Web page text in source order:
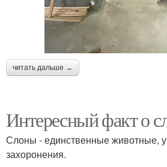
читать дальше →
Интересный факт о
Слоны - единственные животные, у
захоронения.